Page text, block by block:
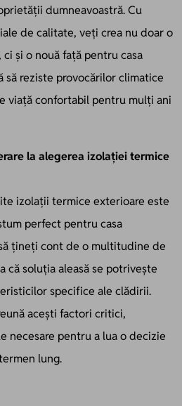
dumneavoastră. Cu
de calitate, veți crea nu doar o
și o nouă față pentru casa
să reziste provocărilor climatice
viață confortabil pentru mulți ani
la alegerea izolației termice
izolații termice exterioare este
perfect pentru casa
țineți cont de o multitudine de
că soluția aleasă se potrivește
specifice ale clădirii.
acești factori critici,
necesare pentru a lua o decizie
lung.